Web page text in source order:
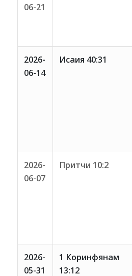
06-21
2026-
06-14
Исаия 40:31
2026-
06-07
Притчи 10:2
2026-
05-31
1 Коринфянам
13:12